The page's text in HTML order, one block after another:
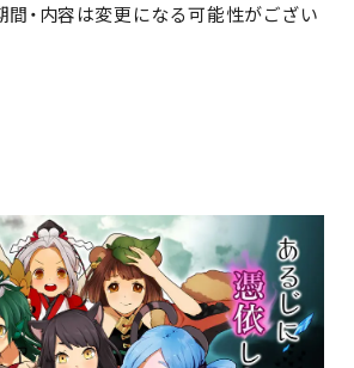
・内容は変更になる可能性がござい